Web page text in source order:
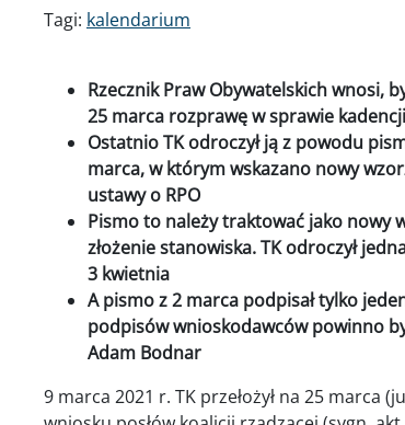
Tagi: kalendarium
Rzecznik Praw Obywatelskich wnosi,
25 marca rozprawę w sprawie
Ostatnio TK odroczył ją z powodu
marca, w którym wskazano nowy
ustawy o RPO
Pismo to należy traktować jako nowy
złożenie stanowiska. TK odroczył
3 kwietnia
A pismo z 2 marca podpisał tylko
podpisów wnioskodawców powinno
Adam Bodnar
9 marca 2021 r. TK przełożył na 25